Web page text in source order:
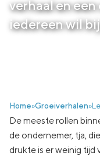
verhaal en
iedereen wil
Home»Groeiverhalen»
De meeste rollen
de ondernemer, tja,
drukte is er weinig